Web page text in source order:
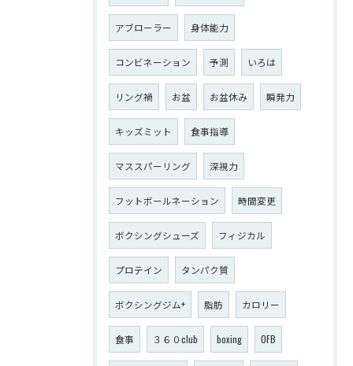
アブローラー 身体能力
コンビネーション 予測 いろは
リング禍 お盆 お盆休み 瞬発力
キッズミット 食事指導
マススパーリング 深視力
フットボールネーション 時間変更
ボクシングシューズ フィジカル
プロテイン タンパク質
ボクシングジム+ 脂肪 カロリー
食事 ３６０club boxing OFB